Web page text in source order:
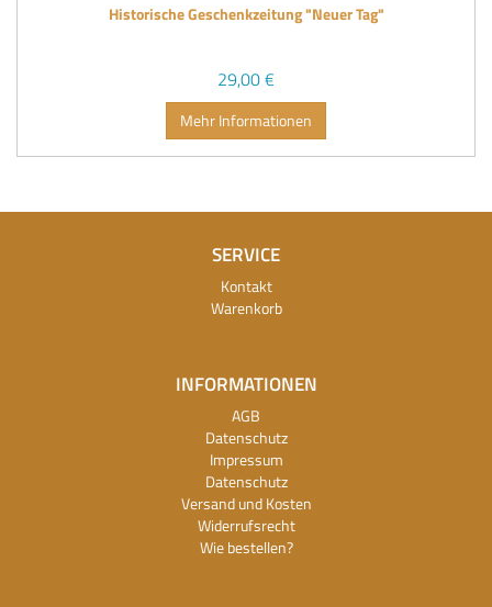
Historische Geschenkzeitung "Neuer Tag"
29,00 €
Mehr Informationen
SERVICE
Kontakt
Warenkorb
INFORMATIONEN
AGB
Datenschutz
Impressum
Datenschutz
Versand und Kosten
Widerrufsrecht
Wie bestellen?